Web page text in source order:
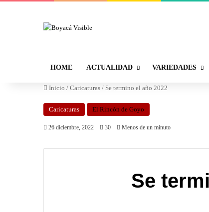
HOME ACTUALIDAD VARIEDADES
Inicio / Caricaturas / Se termino el año 2022
Caricaturas El Rincón de Goyo
26 diciembre, 2022 30 Menos de un minuto
Se